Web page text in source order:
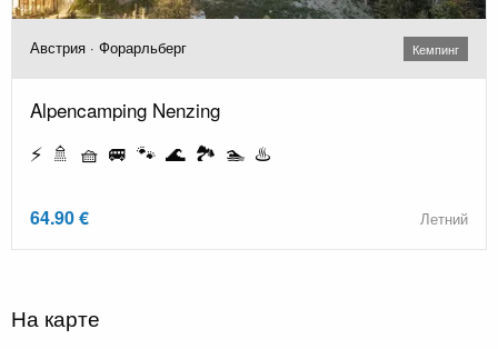
Австрия · Форарльберг Кемпинг
Alpencamping Nenzing
⚡ 🚿 🧺 🚐 🐾 🌊 🏞️ 🏊 ♨️
64.90 € Летний
На карте